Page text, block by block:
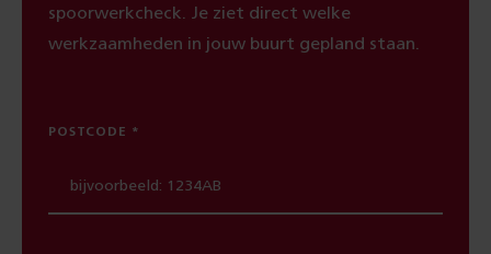
spoorwerkcheck. Je ziet direct welke
werkzaamheden in jouw buurt gepland staan.
POSTCODE